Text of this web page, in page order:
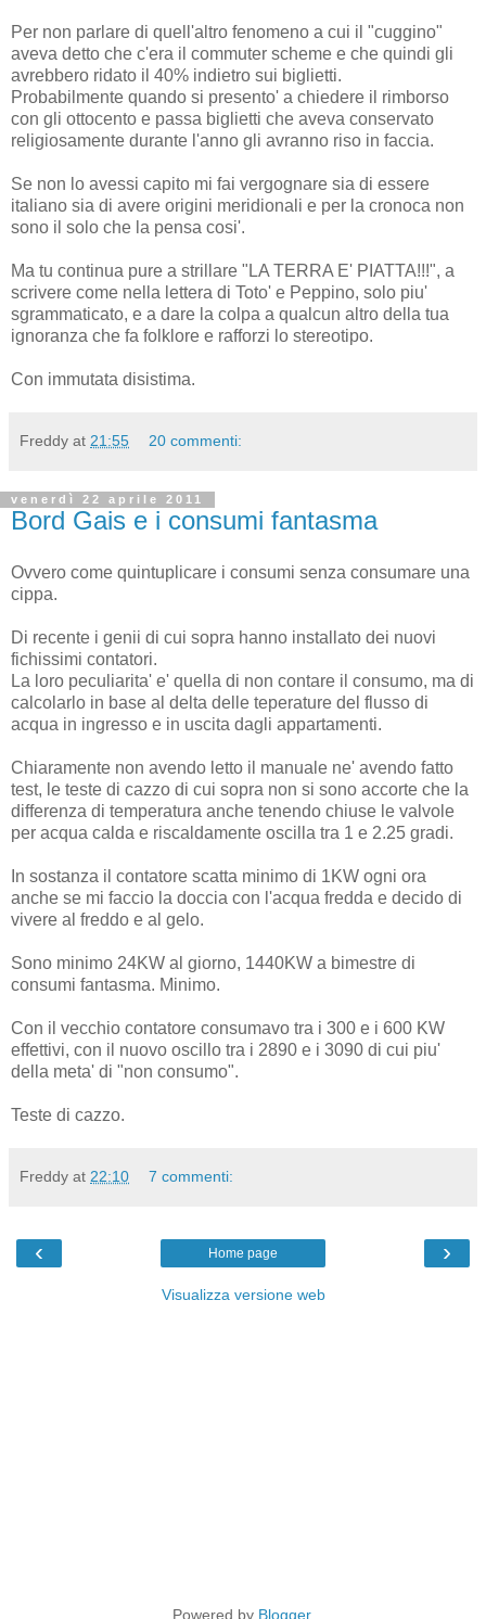
Per non parlare di quell'altro fenomeno a cui il "cuggino"
aveva detto che c'era il commuter scheme e che quindi gli
avrebbero ridato il 40% indietro sui biglietti.
Probabilmente quando si presento' a chiedere il rimborso
con gli ottocento e passa biglietti che aveva conservato
religiosamente durante l'anno gli avranno riso in faccia.
Se non lo avessi capito mi fai vergognare sia di essere
italiano sia di avere origini meridionali e per la cronoca non
sono il solo che la pensa cosi'.
Ma tu continua pure a strillare "LA TERRA E' PIATTA!!!", a
scrivere come nella lettera di Toto' e Peppino, solo piu'
sgrammaticato, e a dare la colpa a qualcun altro della tua
ignoranza che fa folklore e rafforzi lo stereotipo.
Con immutata disistima.
Freddy at 21:55 20 commenti:
venerdì 22 aprile 2011
Bord Gais e i consumi fantasma
Ovvero come quintuplicare i consumi senza consumare una
cippa.
Di recente i genii di cui sopra hanno installato dei nuovi
fichissimi contatori.
La loro peculiarita' e' quella di non contare il consumo, ma di
calcolarlo in base al delta delle teperature del flusso di
acqua in ingresso e in uscita dagli appartamenti.
Chiaramente non avendo letto il manuale ne' avendo fatto
test, le teste di cazzo di cui sopra non si sono accorte che la
differenza di temperatura anche tenendo chiuse le valvole
per acqua calda e riscaldamente oscilla tra 1 e 2.25 gradi.
In sostanza il contatore scatta minimo di 1KW ogni ora
anche se mi faccio la doccia con l'acqua fredda e decido di
vivere al freddo e al gelo.
Sono minimo 24KW al giorno, 1440KW a bimestre di
consumi fantasma. Minimo.
Con il vecchio contatore consumavo tra i 300 e i 600 KW
effettivi, con il nuovo oscillo tra i 2890 e i 3090 di cui piu'
della meta' di "non consumo".
Teste di cazzo.
Freddy at 22:10 7 commenti:
‹ ›
Home page
Visualizza versione web
Powered by Blogger.